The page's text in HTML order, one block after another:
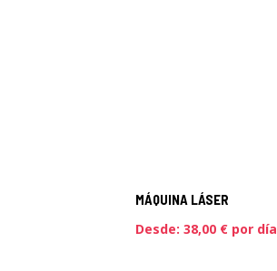
MÁQUINA LÁSER
Desde: 38,00 €por día